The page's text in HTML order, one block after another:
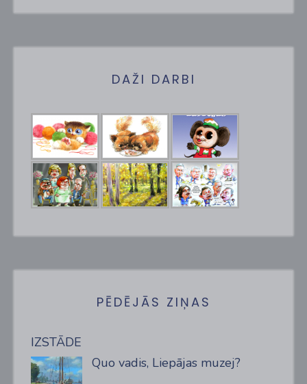
DAŽI DARBI
PĒDĒJĀS ZIŅAS
IZSTĀDE
Quo vadis, Liepājas muzej?